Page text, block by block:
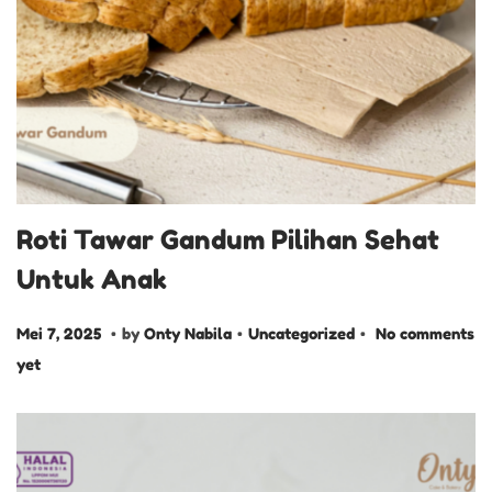
Roti Tawar Gandum Pilihan Sehat
Untuk Anak
P
o
e
d
Mei 7, 2025 M
. by Onty Nabila . P
Uncategorized . No comments
yet